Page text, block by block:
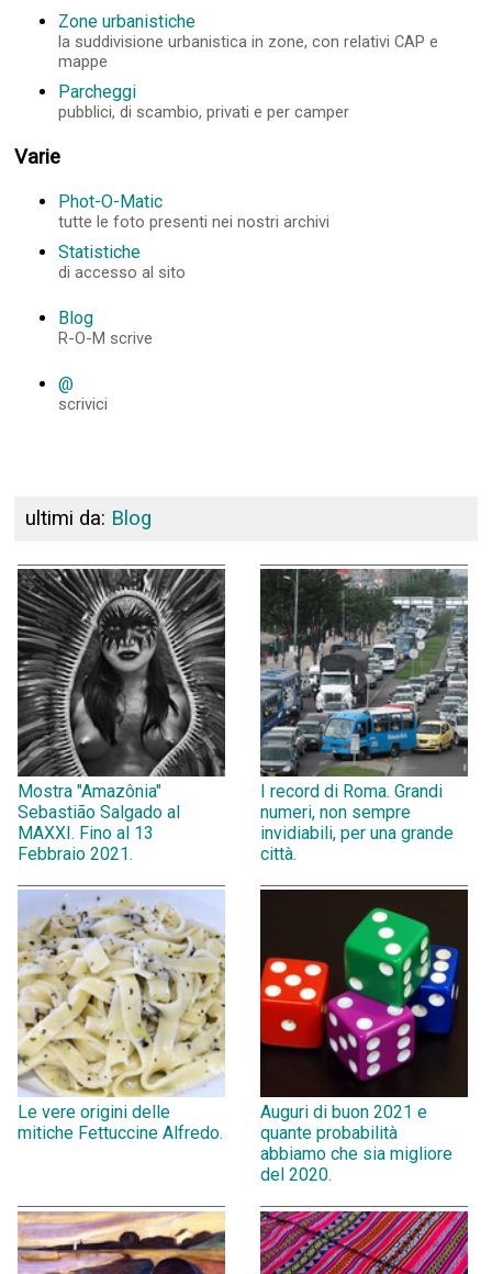
Zone urbanistiche
la suddivisione urbanistica in zone, con relativi CAP e
mappe
Parcheggi
pubblici, di scambio, privati e per camper
Varie
Phot-O-Matic
tutte le foto presenti nei nostri archivi
Statistiche
di accesso al sito
Blog
R-O-M scrive
@
scrivici
ultimi da: Blog
Mostra "Amazônia"
Sebastião Salgado al
MAXXI. Fino al 13
Febbraio 2021.
I record di Roma. Grandi
numeri, non sempre
invidiabili, per una grande
città.
Le vere origini delle
mitiche Fettuccine Alfredo.
Auguri di buon 2021 e
quante probabilità
abbiamo che sia migliore
del 2020.